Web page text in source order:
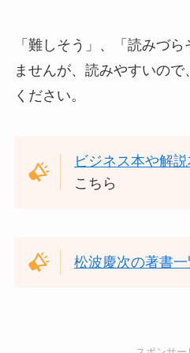
「難しそう」、「読みづ
ませんが、読みやすいの
ください。
ビジネス本や解
こちら
松波慶次の著書一